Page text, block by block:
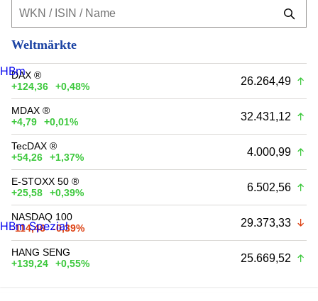
Weltmärkte
DAX ®
+124,36
+0,48% 26.264,49
MDAX ®
+4,79
+0,01% 32.431,12
TecDAX ®
+54,26
+1,37% 4.000,99
E-STOXX 50 ®
+25,58
+0,39% 6.502,56
NASDAQ 100
-114,46
-0,39% 29.373,33
HANG SENG
+139,24
+0,55% 25.669,52
HBm
HBm Spezial